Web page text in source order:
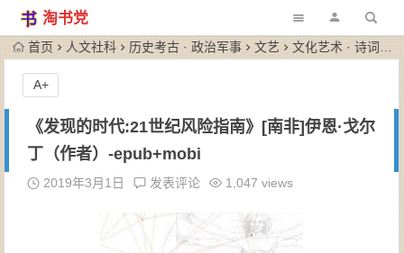
淘书党
首页 人文社科 历史考古 · 政治军事 文艺 文化艺术 · 诗词歌赋
《发现的时代:21世纪风险指南》[南非]伊恩·戈尔
丁（作者）-epub+mobi
2019年3月1日 发表评论 1,047 views
A+